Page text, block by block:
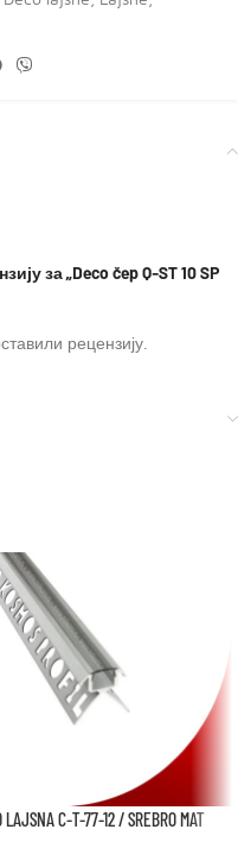
за „Deco čep Q-ST 10 SP
рецензију.
LAJSNA C-T-77-12 / SREBRO MAT